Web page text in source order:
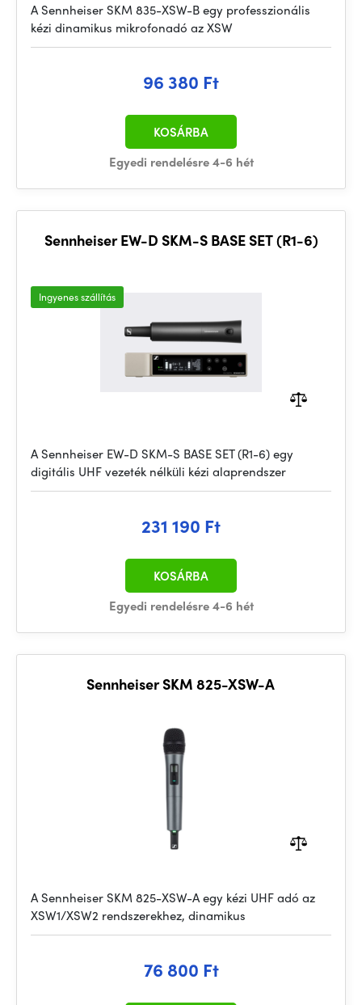
A Sennheiser SKM 835-XSW-B egy professzionális
kézi dinamikus mikrofonadó az XSW
96 380 Ft
Egyedi rendelésre 4-6 hét
KOSÁRBA
Sennheiser EW-D SKM-S BASE SET (R1-6)
Ingyenes szállítás
A Sennheiser EW-D SKM-S BASE SET (R1-6) egy
digitális UHF vezeték nélküli kézi alaprendszer
231 190 Ft
Egyedi rendelésre 4-6 hét
KOSÁRBA
Sennheiser SKM 825-XSW-A
A Sennheiser SKM 825-XSW-A egy kézi UHF adó az
XSW1/XSW2 rendszerekhez, dinamikus
76 800 Ft